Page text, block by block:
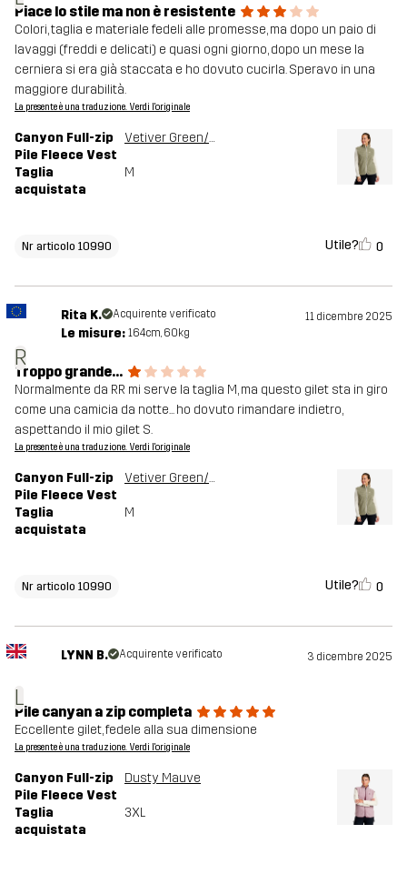
Piace lo stile ma non è resistente
Colori, taglia e materiale fedeli alle promesse, ma dopo un paio di
lavaggi (freddi e delicati) e quasi ogni giorno, dopo un mese la
cerniera si era già staccata e ho dovuto cucirla. Speravo in una
maggiore durabilità.
La presente è una traduzione. Verdi l'originale
Canyon Full-zip
Pile Fleece Vest
Vetiver Green/Oatmeal
Taglia
acquistata
M
Nr articolo 10990 Utile? 0
R
Rita K. Acquirente verificato 11 dicembre 2025
Le misure: 164cm, 60kg
Troppo grande...
Normalmente da RR mi serve la taglia M, ma questo gilet sta in giro
come una camicia da notte... ho dovuto rimandare indietro,
aspettando il mio gilet S.
La presente è una traduzione. Verdi l'originale
Canyon Full-zip
Pile Fleece Vest
Vetiver Green/Oatmeal
Taglia
acquistata
M
Nr articolo 10990 Utile? 0
L
LYNN B. Acquirente verificato 3 dicembre 2025
Pile canyan a zip completa
Eccellente gilet, fedele alla sua dimensione
La presente è una traduzione. Verdi l'originale
Canyon Full-zip
Pile Fleece Vest
Dusty Mauve
Taglia
acquistata
3XL